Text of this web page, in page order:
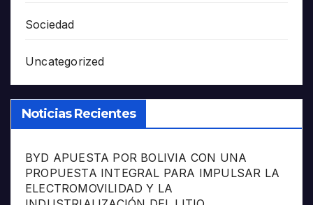
Sociedad
Uncategorized
Noticias Recientes
BYD APUESTA POR BOLIVIA CON UNA
PROPUESTA INTEGRAL PARA IMPULSAR LA
ELECTROMOVILIDAD Y LA